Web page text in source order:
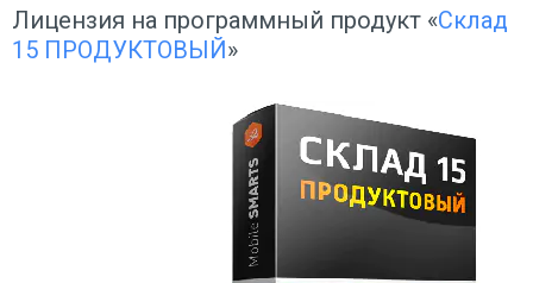
Лицензия на программный продукт «Склад
15 ПРОДУКТОВЫЙ»